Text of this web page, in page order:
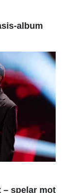
album
– spelar mot